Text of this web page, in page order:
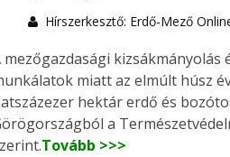
Hírszerkesztő: Erdő-Mező
mezőgazdasági kizsákmányolás
miatt az elmúlt húsz
hektár erdő és
a
Tovább >>>